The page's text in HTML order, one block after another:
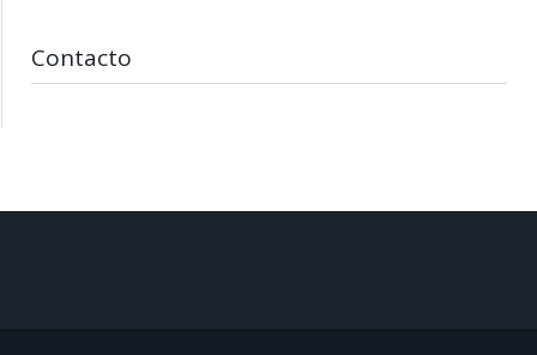
Contacto